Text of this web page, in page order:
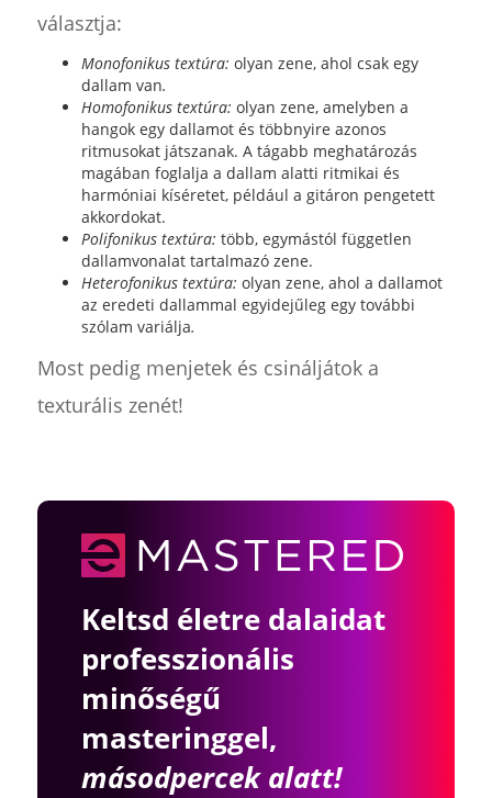
választja:
Monofonikus textúra: olyan zene, ahol csak egy
dallam van.
Homofonikus textúra: olyan zene, amelyben a
hangok egy dallamot és többnyire azonos
ritmusokat játszanak. A tágabb meghatározás
magában foglalja a dallam alatti ritmikai és
harmóniai kíséretet, például a gitáron pengetett
akkordokat.
Polifonikus textúra: több, egymástól független
dallamvonalat tartalmazó zene.
Heterofonikus textúra: olyan zene, ahol a dallamot
az eredeti dallammal egyidejűleg egy további
szólam variálja.
Most pedig menjetek és csináljátok a
texturális zenét!
Keltsd életre dalaidat
professzionális
minőségű
masteringgel,
másodpercek alatt!